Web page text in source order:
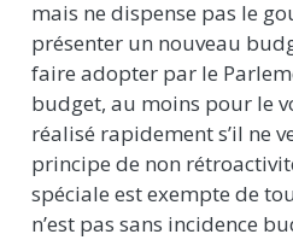
mais ne dispense pas le
présenter un nouveau
faire adopter par le
budget, au moins pour le
réalisé rapidement s’il ne
principe de non
spéciale est exempte de
n’est pas sans incidence